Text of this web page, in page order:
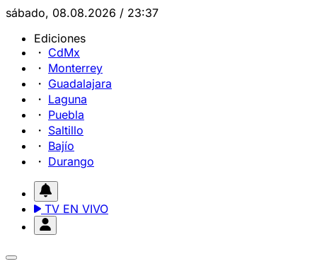
sábado, 08.08.2026 / 23:37
Ediciones
CdMx
Monterrey
Guadalajara
Laguna
Puebla
Saltillo
Bajío
Durango
TV EN VIVO